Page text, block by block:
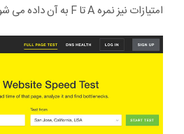
امتیازات نیز نمره A تا F به آن داده می شود.